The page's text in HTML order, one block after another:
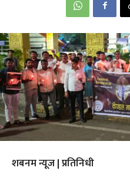
शबनम न्यूज | प्रतिनिधी